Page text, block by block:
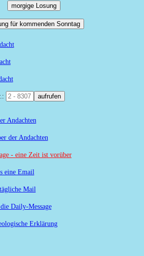
morgige Losung
für kommenden Sonntag
aufrufen
Andachten
der Andachten
- eine Zeit ist vorüber
eine Email
Mail
Daily-Message
Erklärung